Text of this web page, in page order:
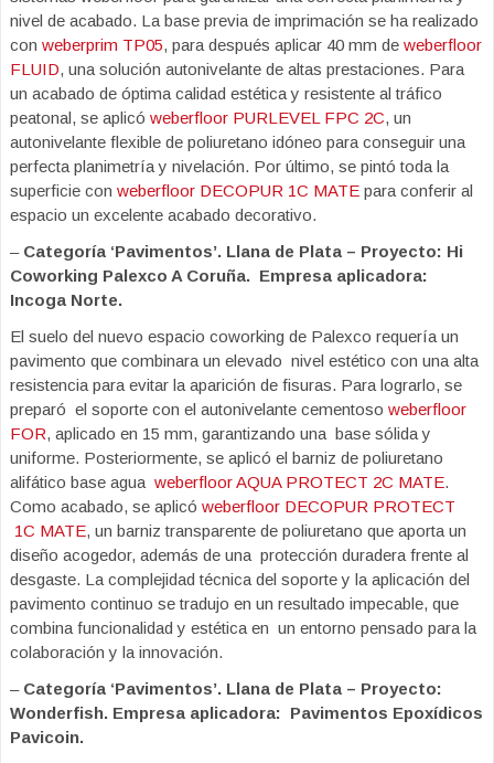
nivel de acabado. La base previa de imprimación se ha realizado
con weberprim TP05, para después aplicar 40 mm de weberfloor
FLUID, una solución autonivelante de altas prestaciones. Para
un acabado de óptima calidad estética y resistente al tráfico
peatonal, se aplicó weberfloor PURLEVEL FPC 2C, un
autonivelante flexible de poliuretano idóneo para conseguir una
perfecta planimetría y nivelación. Por último, se pintó toda la
superficie con weberfloor DECOPUR 1C MATE para conferir al
espacio un excelente acabado decorativo.
– Categoría ‘Pavimentos’. Llana de Plata – Proyecto: Hi
Coworking Palexco A Coruña. Empresa aplicadora:
Incoga Norte.
El suelo del nuevo espacio coworking de Palexco requería un
pavimento que combinara un elevado nivel estético con una alta
resistencia para evitar la aparición de fisuras. Para lograrlo, se
preparó el soporte con el autonivelante cementoso weberfloor
FOR, aplicado en 15 mm, garantizando una base sólida y
uniforme. Posteriormente, se aplicó el barniz de poliuretano
alifático base agua weberfloor AQUA PROTECT 2C MATE.
Como acabado, se aplicó weberfloor DECOPUR PROTECT
1C MATE, un barniz transparente de poliuretano que aporta un
diseño acogedor, además de una protección duradera frente al
desgaste. La complejidad técnica del soporte y la aplicación del
pavimento continuo se tradujo en un resultado impecable, que
combina funcionalidad y estética en un entorno pensado para la
colaboración y la innovación.
– Categoría ‘Pavimentos’. Llana de Plata – Proyecto:
Wonderfish. Empresa aplicadora: Pavimentos Epoxídicos
Pavicoin.